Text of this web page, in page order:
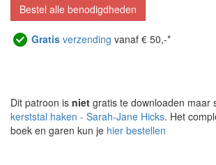
Bestel alle benodigdheden
Gratis verzending vanaf € 50,-*
Dit patroon is niet gratis te downloaden maar
kerststal haken - Sarah-Jane Hicks. Het
boek en garen kun je hier bestellen